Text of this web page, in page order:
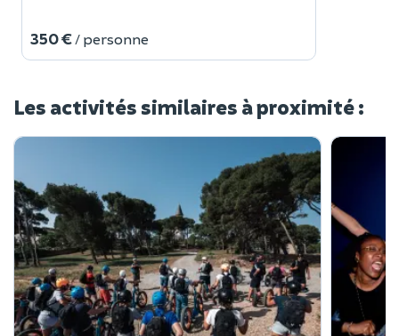
350 € / personne
Les activités similaires à proximité :